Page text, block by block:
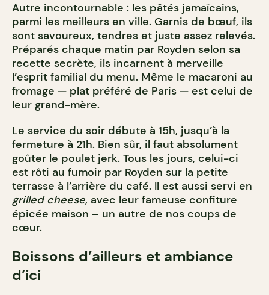
Autre incontournable : les pâtés jamaïcains,
parmi les meilleurs en ville. Garnis de bœuf, ils
sont savoureux, tendres et juste assez relevés.
Préparés chaque matin par Royden selon sa
recette secrète, ils incarnent à merveille
l’esprit familial du menu. Même le macaroni au
fromage — plat préféré de Paris — est celui de
leur grand-mère.
Le service du soir débute à 15h, jusqu’à la
fermeture à 21h. Bien sûr, il faut absolument
goûter le poulet jerk. Tous les jours, celui-ci
est rôti au fumoir par Royden sur la petite
terrasse à l’arrière du café. Il est aussi servi en
grilled cheese, avec leur fameuse confiture
épicée maison – un autre de nos coups de
cœur.
Boissons d’ailleurs et ambiance
d’ici